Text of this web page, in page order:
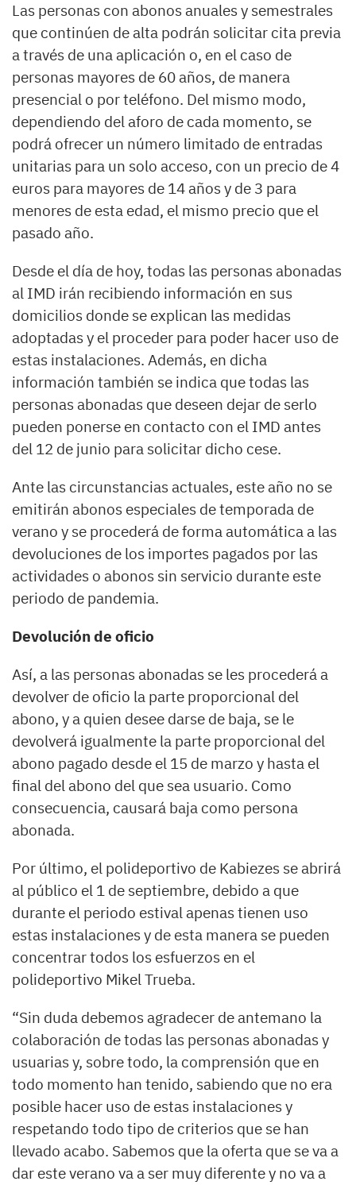
Las personas con abonos anuales y semestrales
que continúen de alta podrán solicitar cita previa
a través de una aplicación o, en el caso de
personas mayores de 60 años, de manera
presencial o por teléfono. Del mismo modo,
dependiendo del aforo de cada momento, se
podrá ofrecer un número limitado de entradas
unitarias para un solo acceso, con un precio de 4
euros para mayores de 14 años y de 3 para
menores de esta edad, el mismo precio que el
pasado año.
Desde el día de hoy, todas las personas abonadas
al IMD irán recibiendo información en sus
domicilios donde se explican las medidas
adoptadas y el proceder para poder hacer uso de
estas instalaciones. Además, en dicha
información también se indica que todas las
personas abonadas que deseen dejar de serlo
pueden ponerse en contacto con el IMD antes
del 12 de junio para solicitar dicho cese.
Ante las circunstancias actuales, este año no se
emitirán abonos especiales de temporada de
verano y se procederá de forma automática a las
devoluciones de los importes pagados por las
actividades o abonos sin servicio durante este
periodo de pandemia.
Devolución de oficio
Así, a las personas abonadas se les procederá a
devolver de oficio la parte proporcional del
abono, y a quien desee darse de baja, se le
devolverá igualmente la parte proporcional del
abono pagado desde el 15 de marzo y hasta el
final del abono del que sea usuario. Como
consecuencia, causará baja como persona
abonada.
Por último, el polideportivo de Kabiezes se abrirá
al público el 1 de septiembre, debido a que
durante el periodo estival apenas tienen uso
estas instalaciones y de esta manera se pueden
concentrar todos los esfuerzos en el
polideportivo Mikel Trueba.
“Sin duda debemos agradecer de antemano la
colaboración de todas las personas abonadas y
usuarias y, sobre todo, la comprensión que en
todo momento han tenido, sabiendo que no era
posible hacer uso de estas instalaciones y
respetando todo tipo de criterios que se han
llevado acabo. Sabemos que la oferta que se va a
dar este verano va a ser muy diferente y no va a